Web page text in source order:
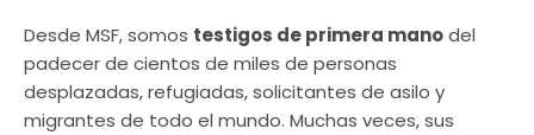
Desde MSF, somos testigos de primera manodel
padecer de cientos de miles de personas
desplazadas, refugiadas, solicitantes de asilo y
migrantes de todo el mundo. Muchas veces, sus